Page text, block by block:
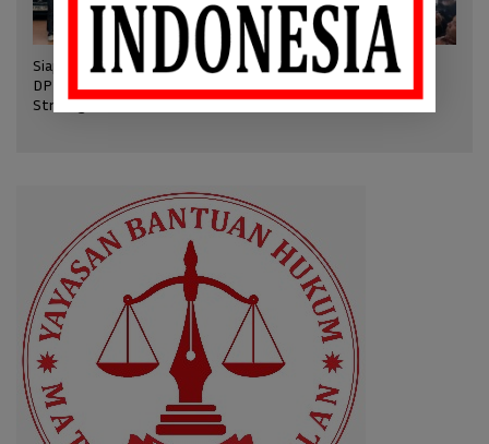
Siapkan Munas 2026, RPP
DPP SWI Hasilkan Keputusan
Strategis
SWI Apresiasi BPMI
Istana Diana